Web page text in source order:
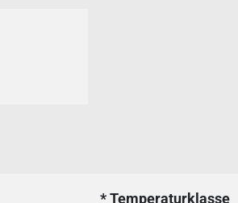
* Temperaturklasse